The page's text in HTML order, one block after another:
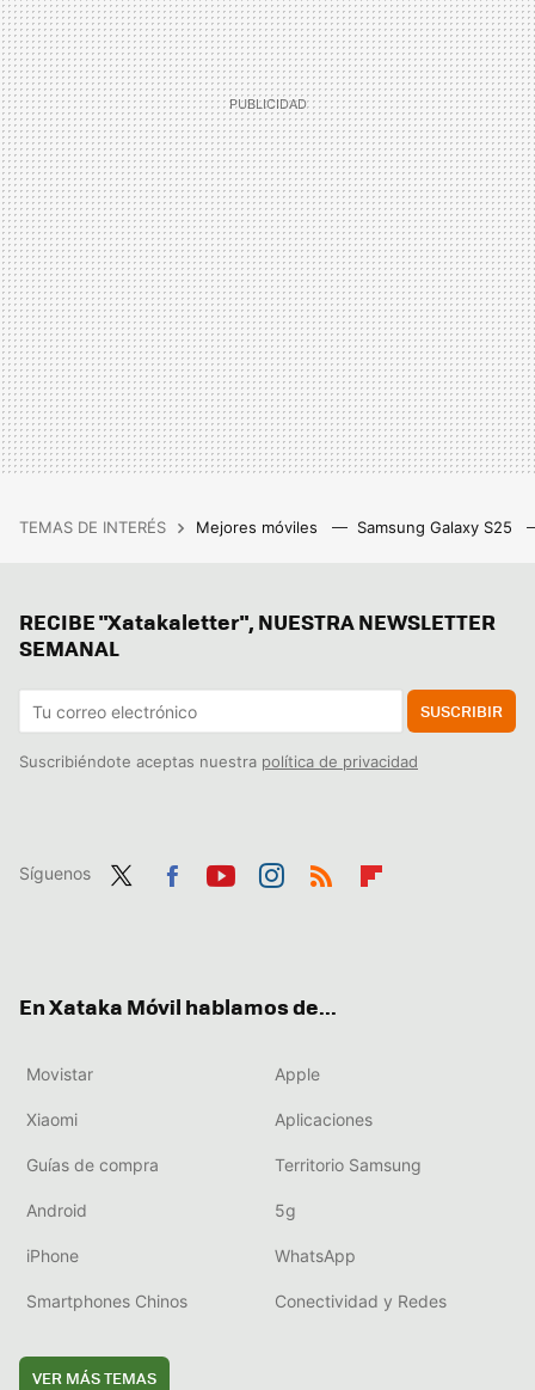
TEMAS DE INTERÉS Mejores móviles Samsung Galaxy S25
RECIBE "Xatakaletter", NUESTRA NEWSLETTER
SEMANAL
SUSCRIBIR
Suscribiéndote aceptas nuestra política de privacidad
Síguenos
En Xataka Móvil hablamos de...
Movistar Apple
Xiaomi Aplicaciones
Guías de compra Territorio Samsung
Android 5g
iPhone WhatsApp
Smartphones Chinos Conectividad y Redes
VER MÁS TEMAS